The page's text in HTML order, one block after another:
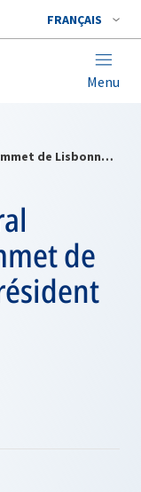
FRANÇAIS
Menu
Le secrétaire général s’entretient du sommet de Lisbonne avec le président roumain
de